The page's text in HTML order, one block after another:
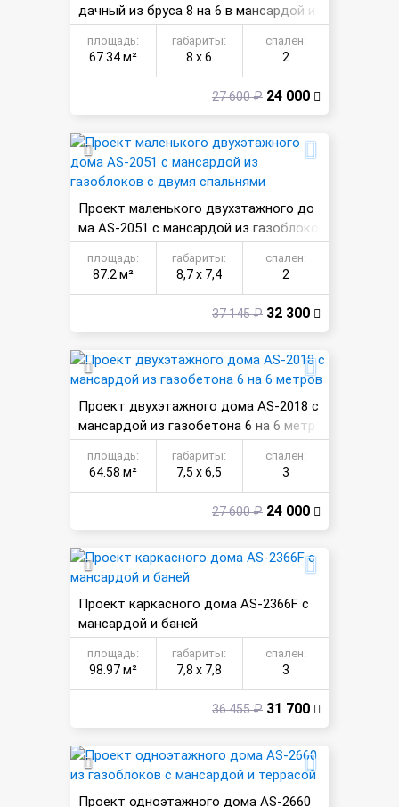
дачный из бруса 8 на 6 в мансардой и
верандой
площадь:
67.34 м²
габариты:
8 х 6
спален:
2
27 600 ₽ 24 000
Проект маленького двухэтажного до
ма AS-2051 с мансардой из газоблоко
в с двумя спальнями
площадь:
87.2 м²
габариты:
8,7 х 7,4
спален:
2
37 145 ₽ 32 300
Проект двухэтажного дома AS-2018 с
мансардой из газобетона 6 на 6 метр
ов
площадь:
64.58 м²
габариты:
7,5 х 6,5
спален:
3
27 600 ₽ 24 000
Проект каркасного дома AS-2366F с
мансардой и баней
площадь:
98.97 м²
габариты:
7,8 х 7,8
спален:
3
36 455 ₽ 31 700
Проект одноэтажного дома AS-2660